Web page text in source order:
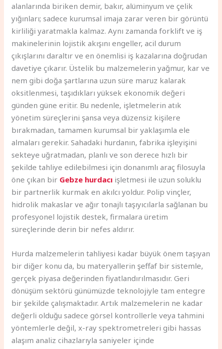
alanlarında biriken demir, bakır, alüminyum ve çelik
yığınları; sadece kurumsal imaja zarar veren bir görüntü
kirliliği yaratmakla kalmaz. Aynı zamanda forklift ve iş
makinelerinin lojistik akışını engeller, acil durum
çıkışlarını daraltır ve en önemlisi iş kazalarına doğrudan
davetiye çıkarır. Üstelik bu malzemelerin yağmur, kar ve
nem gibi doğa şartlarına uzun süre maruz kalarak
oksitlenmesi, taşıdıkları yüksek ekonomik değeri
günden güne eritir. Bu nedenle, işletmelerin atık
yönetim süreçlerini şansa veya düzensiz kişilere
bırakmadan, tamamen kurumsal bir yaklaşımla ele
almaları gerekir. Sahadaki hurdanın, fabrika işleyişini
sekteye uğratmadan, planlı ve son derece hızlı bir
şekilde tahliye edilebilmesi için donanımlı araç filosuyla
öne çıkan bir Gebze hurdacı işletmesi ile uzun soluklu
bir partnerlik kurmak en akılcı yoldur. Polip vinçler,
hidrolik makaslar ve ağır tonajlı taşıyıcılarla sağlanan bu
profesyonel lojistik destek, firmalara üretim
süreçlerinde derin bir nefes aldırır.
Hurda malzemelerin tahliyesi kadar büyük önem taşıyan
bir diğer konu da, bu materyallerin şeffaf bir sistemle,
gerçek piyasa değerinden fiyatlandırılmasıdır. Geri
dönüşüm sektörü günümüzde teknolojiyle tam entegre
bir şekilde çalışmaktadır. Artık malzemelerin ne kadar
değerli olduğu sadece görsel kontrollerle veya tahmini
yöntemlerle değil, x-ray spektrometreleri gibi hassas
alaşım analiz cihazlarıyla saniyeler içinde